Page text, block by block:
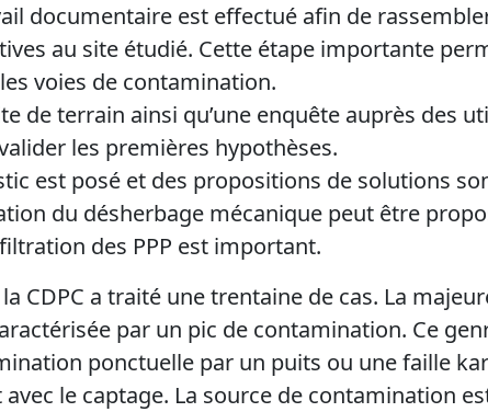
documentaire est effectué afin de
au site étudié. Cette étape importante
voies de contamination.
de terrain ainsi qu’une enquête auprès des
les premières hypothèses.
est posé et des propositions de solutions
du désherbage mécanique peut être
des PPP est important.
CDPC a traité une trentaine de cas. La
par un pic de contamination. Ce
ponctuelle par un puits ou une faille
le captage. La source de contamination